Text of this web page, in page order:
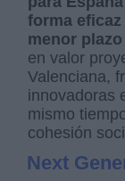
forma
menor
en valor
Valenciana,
innovadoras
mismo
cohesión
Next